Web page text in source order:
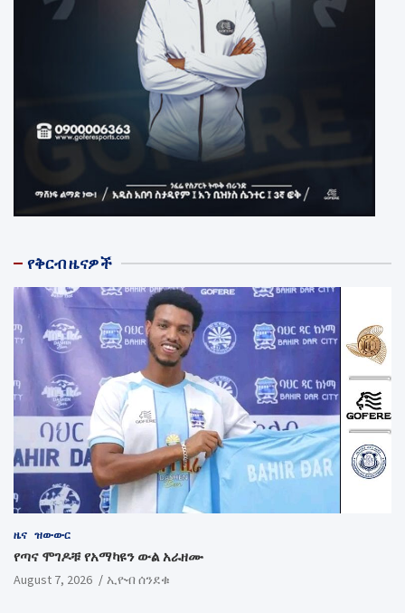
የቅርብ ዜናዎች
ዜና ዝውውር
የጣና ሞገዶቹ የአማካዩን ውል አራዘሙ
August 7, 2026 ኢዮብ ሰንደቁ